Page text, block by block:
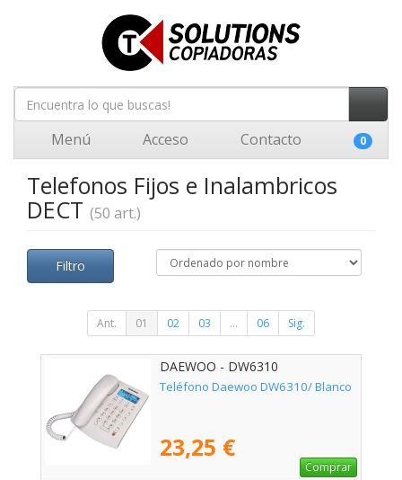
Menú Acceso Contacto 0
Telefonos Fijos e Inalambricos
DECT (50 art.)
Filtro
Ant. 01 02 03 ... 06 Sig.
DAEWOO - DW6310
Teléfono Daewoo DW6310/ Blanco
23,25 €
Comprar